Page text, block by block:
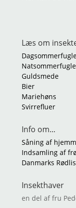
Læs om
Natsommerfugle
Guldsmede
Bier
Mariehøns
Svirrefluer
Info om...
Såning af
Indsamling af
Danmarks
Insekthaver
en del af fru